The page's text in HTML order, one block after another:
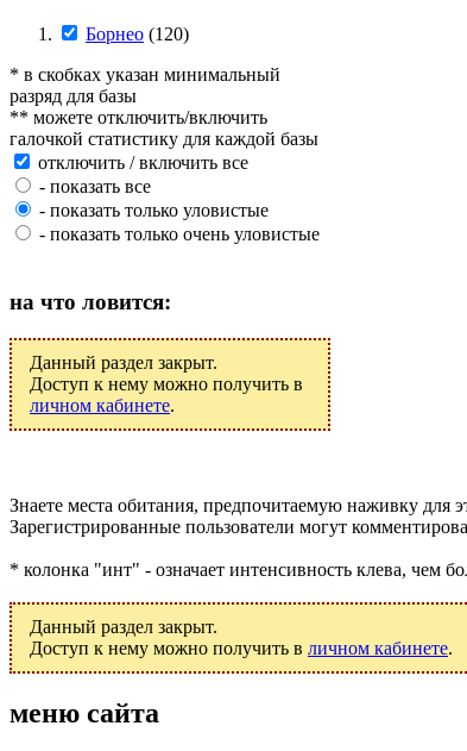
Борнео (120)
* в скобках указан минимальный
разряд для базы
** можете отключить/включить
галочкой статистику для каждой базы
отключить / включить все
- показать все
- показать только уловистые
- показать только очень уловистые
на что ловится:
Данный раздел закрыт.
Доступ к нему можно получить в
личном кабинете.
Знаете места обитания, предпочитаемую наживку для
Зарегистрированные пользователи могут
* колонка "инт" - означает интенсивность клева, чем
Данный раздел закрыт.
Доступ к нему можно получить в личном кабинете.
меню сайта